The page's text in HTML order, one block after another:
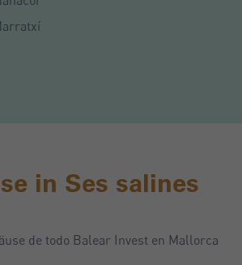
in Ses salines
de todo Balear Invest en Mallorca